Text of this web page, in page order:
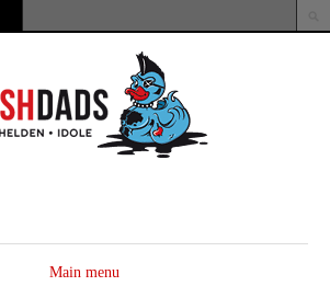
Suchformular
Main menu